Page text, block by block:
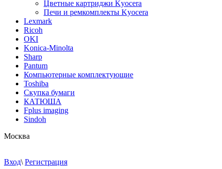
Цветные картриджи Kyocera
Печи и ремкомплекты Kyocera
Lexmark
Ricoh
OKI
Konica-Minolta
Sharp
Pantum
Компьютерные комплектующие
Toshiba
Скупка бумаги
КАТЮША
Fplus imaging
Sindoh
Москва
Вход\ Регистрация